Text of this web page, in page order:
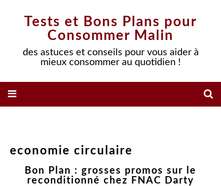
Tests et Bons Plans pour
Consommer Malin
des astuces et conseils pour vous aider à
mieux consommer au quotidien !
economie circulaire
Bon Plan : grosses promos sur le
reconditionné chez FNAC Darty